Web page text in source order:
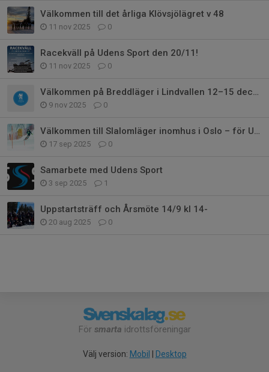
Välkommen till det årliga Klövsjölägret v 48
11 nov 2025 0
Racekväll på Udens Sport den 20/11!
11 nov 2025 0
Välkommen på Breddläger i Lindvallen 12–15 december med GSLK!
9 nov 2025 0
Välkommen till Slalomläger inomhus i Oslo – för U10-U14
17 sep 2025 0
Samarbete med Udens Sport
3 sep 2025 1
Uppstartsträff och Årsmöte 14/9 kl 14-
20 aug 2025 0
För smarta idrottsföreningar
Välj version: Mobil Desktop